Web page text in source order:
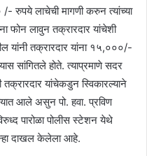
रुपये लाचेची मागणी करुन त्यांच्या
फोन लावुन तक्रारदार यांचेशी
यांनी तक्रारदार यांना १५,०००/-
सांगितले होते. त्याप्रमाणे सदर
तक्रारदार यांचेकडुन स्विकारल्याने
आले असुन पो. हवा. प्रविण
पारोळा पोलीस स्टेशन येथे
दाखल केलेला आहे.